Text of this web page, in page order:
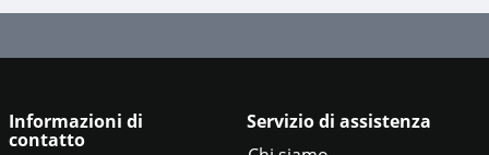
Informazioni di
contatto
Servizio di assistenza